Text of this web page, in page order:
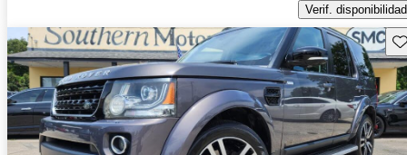
Verif. disponibilidad